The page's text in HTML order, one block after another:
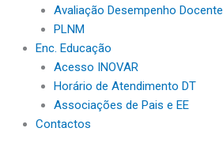
Avaliação Desempenho Docente
PLNM
Enc. Educação
Acesso INOVAR
Horário de Atendimento DT
Associações de Pais e EE
Contactos